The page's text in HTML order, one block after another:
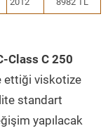
Class C 250
ettiği viskotize
standart
yapılacak